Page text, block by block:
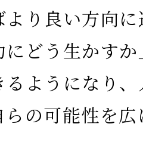
より良い方向
どう生かす
ようになり
らの可能性を